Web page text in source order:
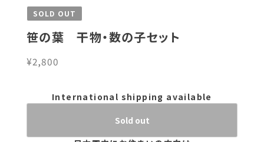
SOLD OUT
笹の葉 干物・数の子セット
¥2,800
International shipping available
Sold out